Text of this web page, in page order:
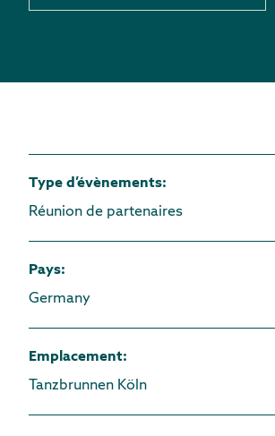
Type d’évènements:
Réunion de partenaires
Pays:
Germany
Emplacement:
Tanzbrunnen Köln